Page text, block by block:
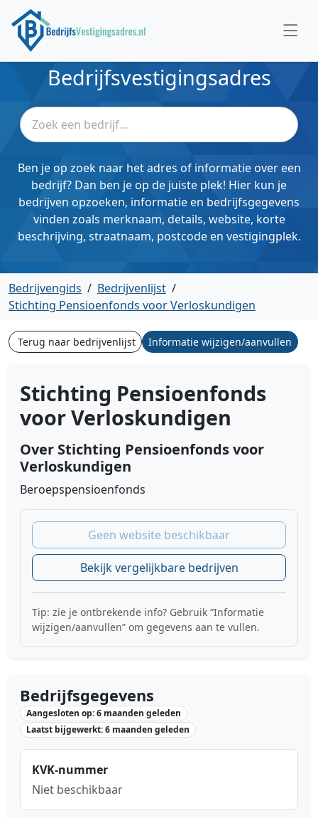
Bedrijfsvestigingsadres
Ben je op zoek naar het adres of informatie over een
bedrijf? Dan ben je op de juiste plek! Hier kun je
bedrijven opzoeken, informatie en bedrijfsgegevens
vinden zoals merknaam, details, website, korte
beschrijving, straatnaam, postcode en vestigingplek.
Bedrijvengids / Bedrijvenlijst /
Stichting Pensioenfonds voor Verloskundigen
Terug naar bedrijvenlijst Informatie wijzigen/aanvullen
Stichting Pensioenfonds
voor Verloskundigen
Over Stichting Pensioenfonds voor
Verloskundigen
Beroepspensioenfonds
Geen website beschikbaar
Bekijk vergelijkbare bedrijven
Tip: zie je ontbrekende info? Gebruik “Informatie
wijzigen/aanvullen” om gegevens aan te vullen.
Bedrijfsgegevens
Aangesloten op: 6 maanden geleden
Laatst bijgewerkt: 6 maanden geleden
KVK-nummer
Niet beschikbaar